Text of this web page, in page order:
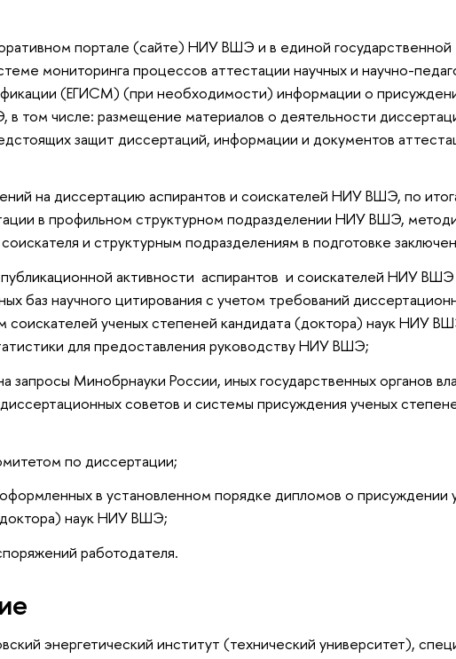
портале (сайте) НИУ ВШЭ и в единой государственной
мониторинга процессов аттестации научных и научно-
(ЕГИСМ) (при необходимости) информации о
том числе: размещение материалов о деятельности
защит диссертаций, информации и документов
на диссертацию аспирантов и соискателей НИУ ВШЭ, по
в профильном структурном подразделении НИУ ВШЭ,
и структурным подразделениям в подготовке
публикационной активности аспирантов и соискателей НИУ
баз научного цитирования с учетом требований
соискателей ученых степеней кандидата (доктора) наук НИУ
для предоставления руководству НИУ ВШЭ;
запросы Минобрнауки России, иных государственных органов
советов и системы присуждения ученых
по диссертации;
в установленном порядке дипломов о присуждении
наук НИУ ВШЭ;
работодателя.
энергетический институт (технический университет),